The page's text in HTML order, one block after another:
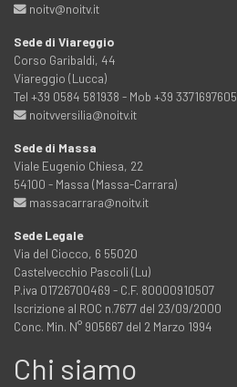
noitv@noitv.it
Sede di Viareggio
Corso Garibaldi, 44
Viareggio (Lucca)
Tel +39 0584 581938 - Mob +39 3371697605
noitvversilia@noitv.it
Sede di Massa
Viale Eugenio Chiesa, 22
54100 - Massa (Massa-Carrara)
massacarrara@noitv.it
Sede Legale
Via del Ciocco, 6 55020
Castelvecchio Pascoli (Lu)
P.iva 01726700469 - C.F. 80000910507
Iscrizione al ROC n.7677 del 23/09/2000
Conc. Min. N° 905667 del 2 Marzo 1994
Chi siamo